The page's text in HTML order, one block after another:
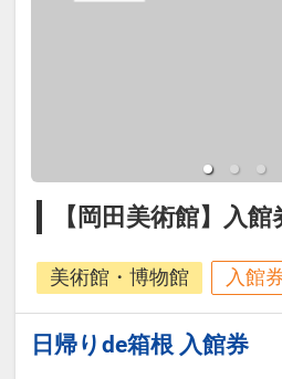
【岡田美術館】入館
美術館・博物館 入館
日帰りde箱根 入館券